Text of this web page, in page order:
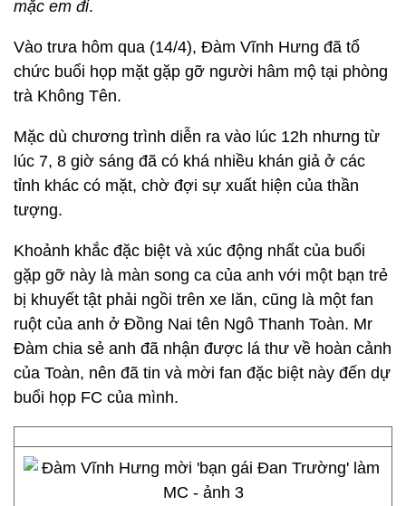
mặc em đi.
Vào trưa hôm qua (14/4), Đàm Vĩnh Hưng đã tổ
chức buổi họp mặt gặp gỡ người hâm mộ tại phòng
trà Không Tên.
Mặc dù chương trình diễn ra vào lúc 12h nhưng từ
lúc 7, 8 giờ sáng đã có khá nhiều khán giả ở các
tỉnh khác có mặt, chờ đợi sự xuất hiện của thần
tượng.
Khoảnh khắc đặc biệt và xúc động nhất của buổi
gặp gỡ này là màn song ca của anh với một bạn trẻ
bị khuyết tật phải ngồi trên xe lăn, cũng là một fan
ruột của anh ở Đồng Nai tên Ngô Thanh Toàn. Mr
Đàm chia sẻ anh đã nhận được lá thư về hoàn cảnh
của Toàn, nên đã tin và mời fan đặc biệt này đến dự
buổi họp FC của mình.